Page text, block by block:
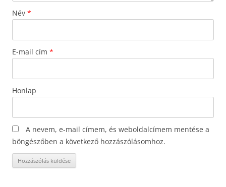
Név *
E-mail cím *
Honlap
A nevem, e-mail címem, és weboldalcímem mentése a
böngészőben a következő hozzászólásomhoz.